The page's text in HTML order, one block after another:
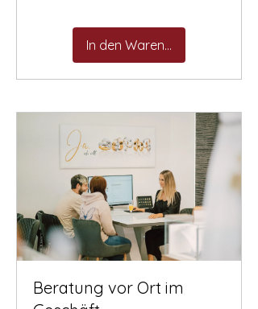
In den Warenkorb
Beratung vor Ort im